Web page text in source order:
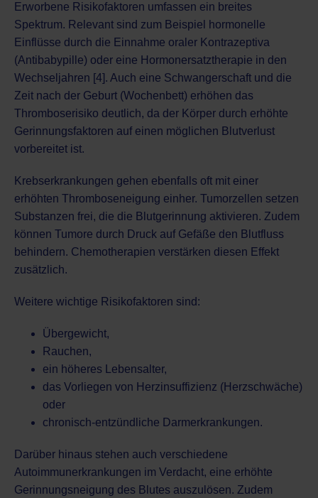
Erworbene Risikofaktoren umfassen ein breites
Spektrum. Relevant sind zum Beispiel hormonelle
Einflüsse durch die Einnahme oraler Kontrazeptiva
(Antibabypille) oder eine Hormonersatztherapie in den
Wechseljahren [4]. Auch eine Schwangerschaft und die
Zeit nach der Geburt (Wochenbett) erhöhen das
Thromboserisiko deutlich, da der Körper durch erhöhte
Gerinnungsfaktoren auf einen möglichen Blutverlust
vorbereitet ist.
Krebserkrankungen gehen ebenfalls oft mit einer
erhöhten Thromboseneigung einher. Tumorzellen setzen
Substanzen frei, die die Blutgerinnung aktivieren. Zudem
können Tumore durch Druck auf Gefäße den Blutfluss
behindern. Chemotherapien verstärken diesen Effekt
zusätzlich.
Weitere wichtige Risikofaktoren sind:
Übergewicht,
Rauchen,
ein höheres Lebensalter,
das Vorliegen von Herzinsuffizienz (Herzschwäche)
oder
chronisch-entzündliche Darmerkrankungen.
Darüber hinaus stehen auch verschiedene
Autoimmunerkrankungen im Verdacht, eine erhöhte
Gerinnungsneigung des Blutes auszulösen. Zudem